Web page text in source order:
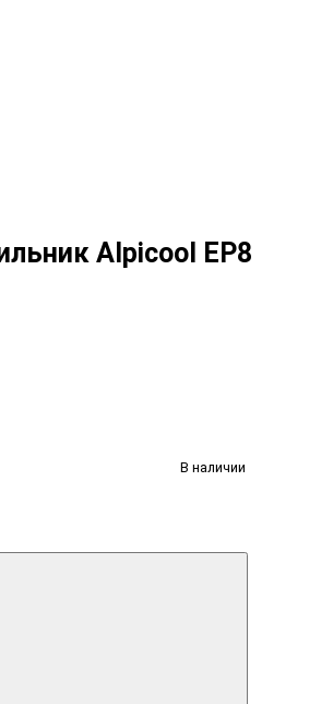
Alpicool EP8
В наличии